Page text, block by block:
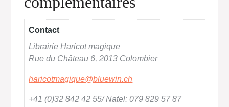
Contact
Librairie Haricot magique
Rue du Château 6, 2013 Colombier
haricotmagique@bluewin.ch
+41 (0)32 842 42 55/ Natel: 079 829 57 87